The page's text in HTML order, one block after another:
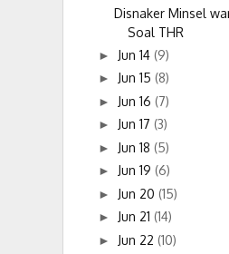
Disnaker Minsel
Soal THR
► Jun 14 (9)
► Jun 15 (8)
► Jun 16 (7)
► Jun 17 (3)
► Jun 18 (5)
► Jun 19 (6)
► Jun 20 (15)
► Jun 21 (14)
► Jun 22 (10)